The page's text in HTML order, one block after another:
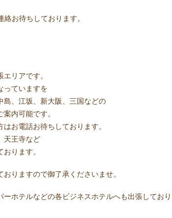
お待ちしております。
リアです。
っていますを
島、江坂、新大阪、三国などの
内可能です。
お電話お待ちしております。
天王寺など
ります。
りますので御了承くださいませ。
ホテルなどの各ビジネスホテルへも出張してお